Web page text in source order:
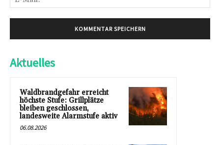
Aktuelles
Waldbrandgefahr erreicht
höchste Stufe: Grillplätze
bleiben geschlossen,
landesweite Alarmstufe aktiv
06.08.2026